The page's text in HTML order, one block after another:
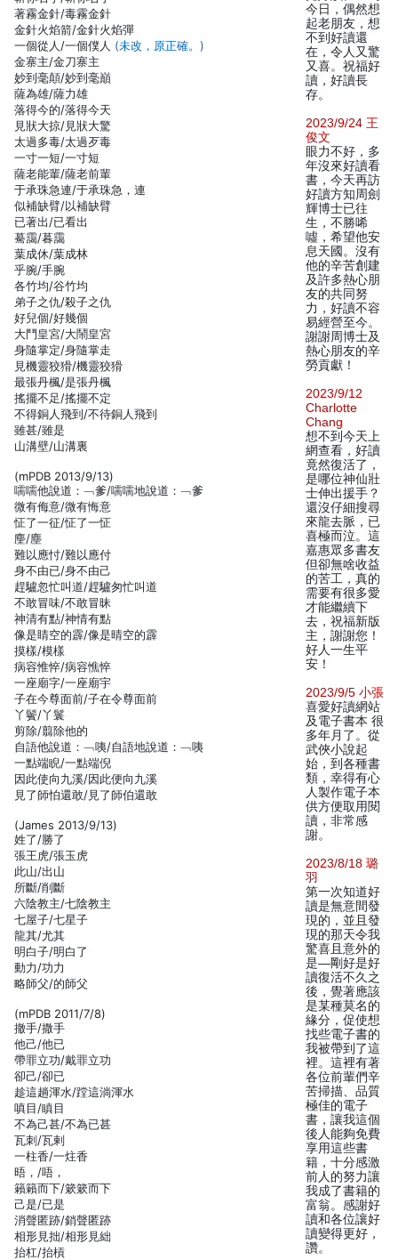
著霧金針/毒霧金針
金針火焰箭/金針火焰彈
一個從人/一個僕人 (未改，原正確。)
金寨主/金刀寨主
妙到毫顛/妙到毫巔
薩為雄/薩力雄
落得今的/落得今天
見狀大掠/見狀大驚
太過多毒/太過歹毒
一寸一短/一寸短
薩老能輩/薩老前輩
于承珠急連/于承珠急，連
似補缺臂/以補缺臂
已著出/已看出
驀靄/暮靄
葉成休/葉成林
乎腕/手腕
各竹均/谷竹均
弟子之仇/殺子之仇
好兒個/好幾個
大鬥皇宮/大鬧皇宮
身隨掌定/身隨掌走
見機靈狡猾/機靈狡猾
最張丹楓/是張丹楓
搖擺不足/搖擺不定
不得銅人飛到/不待銅人飛到
雖甚/雖是
山溝壁/山溝裏
(mPDB 2013/9/13)
嚅嚅他說道：﹁爹/嚅嚅地說道：﹁爹
微有侮意/微有悔意
怔了一征/怔了一怔
麈/塵
難以應忖/難以應付
身不由已/身不由己
趕驢忽忙叫道/趕驢匆忙叫道
不敢冒味/不敢冒昧
神清有點/神情有點
像是睛空的霹/像是晴空的霹
摸樣/模樣
病容惟悴/病容憔悴
一座廟字/一座廟宇
子在今尊面前/子在令尊面前
丫鬢/丫鬟
剪除/翦除他的
自語他說道：﹁咦/自語地說道：﹁咦
一點端睨/一點端倪
因此使向九溪/因此便向九溪
見了師怕還敢/見了師伯還敢
(James 2013/9/13)
姓了/勝了
張王虎/張玉虎
此山/出山
所斷/削斷
六陰教主/七陰教主
七屋子/七星子
龍其/尤其
明白子/明白了
動力/功力
略師父/的師父
(mPDB 2011/7/8)
撤手/撒手
他己/他已
帶罪立功/戴罪立功
卻己/卻已
趁這趟渾水/蹚這淌渾水
嗔目/瞋目
不為己甚/不為已甚
瓦刺/瓦剌
一柱香/一炷香
晤，/唔，
籟籟而下/簌簌而下
己是/已是
消聲匿跡/銷聲匿跡
相形見拙/相形見絀
抬杠/抬槓
今日，偶然想
起老朋友，想
不到好讀還
在，令人又驚
又喜。祝福好
讀，好讀長
存。
2023/9/24 王
俊文
眼力不好，多
年沒來好讀看
書，今天再訪
好讀方知周劍
輝博士已往
生，不勝唏
噓，希望他安
息天國。沒有
他的辛苦創建
及許多熱心朋
友的共同努
力，好讀不容
易經營至今。
謝謝周博士及
熱心朋友的辛
勞貢獻！
2023/9/12
Charlotte
Chang
想不到今天上
網查看，好讀
竟然復活了，
是哪位神仙壯
士伸出援手？
還沒仔細搜尋
來龍去脈，已
喜極而泣。這
嘉惠眾多書友
但卻無啥收益
的苦工，真的
需要有很多愛
才能繼續下
去，祝福新版
主，謝謝您！
好人一生平
安！
2023/9/5 小張
喜愛好讀網站
及電子書本 很
多年月了。從
武俠小說起
始，到各種書
類，幸得有心
人製作電子本
供方便取用閱
讀，非常感
謝。
2023/8/18 璐
羽
第一次知道好
讀是無意間發
現的，並且發
現的那天令我
驚喜且意外的
是—剛好是好
讀復活不久之
後，覺著應該
是某種莫名的
緣分，促使想
找些電子書的
我被帶到了這
裡。這裡有著
各位前輩們辛
苦掃描、品質
極佳的電子
書，讓我這個
後人能夠免費
享用這些書
籍，十分感激
前人的努力讓
我成了書籍的
富翁。感謝好
讀和各位讓好
讀變得更好，
讚。